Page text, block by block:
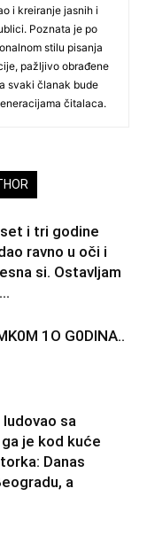
i kreiranje jasnih i
Poznata je po
stilu pisanja
pažljivo obrađene
svaki članak bude
čitalaca.
i tri godine
ravno u oči i
si. Ostavljam
1O G0DINA..
sa
je kod kuće
Danas
a